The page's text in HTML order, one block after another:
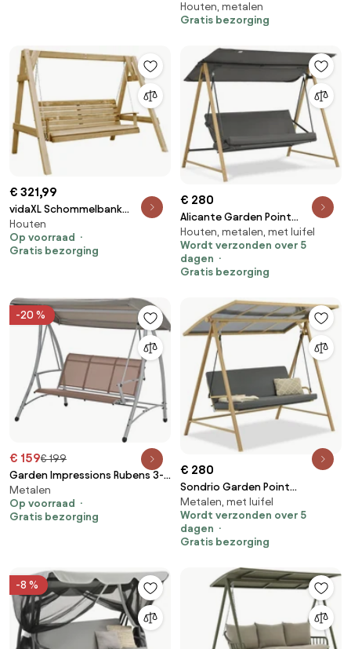
schommel, 1523 x 710 x 600
mm, terrasschommel voor tuin
draagvermogen van ca. 400 kg,
robuuste schommelstoelbank
met ophangkettingen voor
buitengebruik, bruin
Houten, metalen
Gratis bezorging
€ 321,99
vidaXL Schommelbank
205x150x157 cm
geïmpregneerd grenenhout
Houten
Op voorraad
Gratis bezorging
€ 280
Alicante Garden Point
houtachtige metalen
tuinschommel
Houten, metalen, met luifel
Wordt verzonden over 5
dagen
Gratis bezorging
-20 %
€ 159€ 199
Garden Impressions Rubens 3-
zits schommelbank - taupe
Metalen
Op voorraad
Gratis bezorging
€ 280
Sondrio Garden Point
tuinschommel
Metalen, met luifel
Wordt verzonden over 5
dagen
Gratis bezorging
-8 %